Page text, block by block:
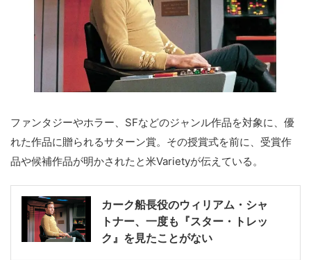
ファンタジーやホラー、SFなどのジャンル作品を対象に、優
れた作品に贈られるサターン賞。その授賞式を前に、受賞作
品や候補作品が明かされたと米Varietyが伝えている。
カーク船長役のウィリアム・シャ
トナー、一度も『スター・トレッ
ク』を見たことがない